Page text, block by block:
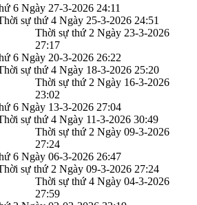
6 Ngày 27-3-2026 24:11
sự thứ 4 Ngày 25-3-2026 24:51
Thời sự thứ 2 Ngày 23-3-2026
27:17
6 Ngày 20-3-2026 26:22
sự thứ 4 Ngày 18-3-2026 25:20
Thời sự thứ 2 Ngày 16-3-2026
23:02
6 Ngày 13-3-2026 27:04
sự thứ 4 Ngày 11-3-2026 30:49
Thời sự thứ 2 Ngày 09-3-2026
27:24
6 Ngày 06-3-2026 26:47
sự thứ 2 Ngày 09-3-2026 27:24
Thời sự thứ 4 Ngày 04-3-2026
27:59